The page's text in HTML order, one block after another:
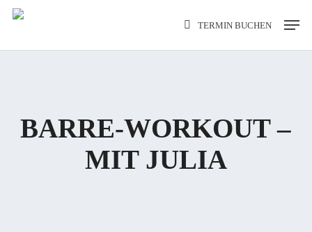
Skip
TERMIN BUCHEN
Menu
BARRE-WORKOUT –
MIT JULIA